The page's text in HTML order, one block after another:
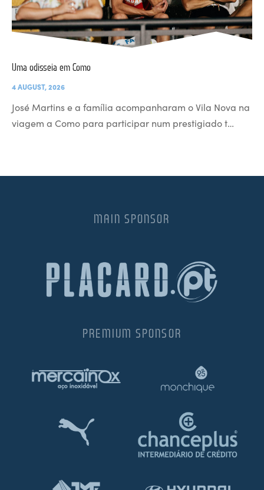
Uma odisseia em Como
4 AUGUST, 2026
José Martins e a família acompanharam o Vila Nova na
viagem a Como para participar num prestigiado t…
MAIN SPONSOR
PREMIUM SPONSOR